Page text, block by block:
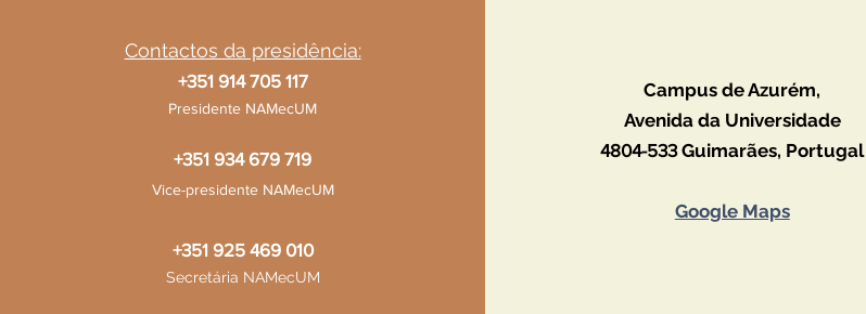
Contactos da presidência:
+351 914 705 117
Presidente NAMecUM
+351 934 679 719
Vice-presidente NAMecUM
+351 925 469 010
Secretária NAMecUM
Campus de Azurém,
Avenida da Universidade
4804-533Guimarães, Portugal
Google Maps